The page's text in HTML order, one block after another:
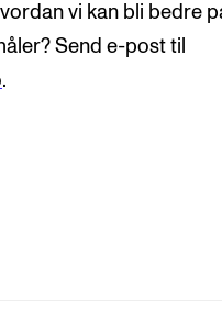
vi kan bli bedre
Send e-post til
.